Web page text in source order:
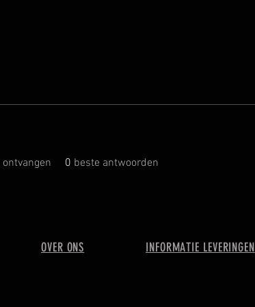
0 beste antwoorden
OVER ONS INFORMATIE LEVERINGEN